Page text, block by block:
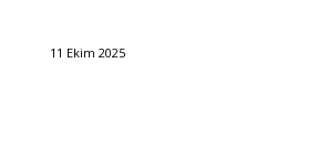
11 Ekim 2025